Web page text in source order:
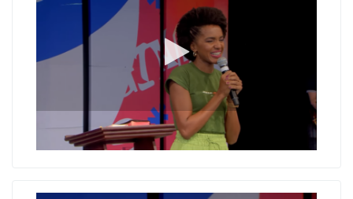
A nossa origem aponta nosso fim